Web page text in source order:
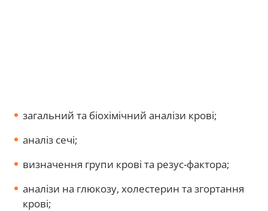
загальний та біохімічний аналізи крові;
аналіз сечі;
визначення групи крові та резус-фактора;
аналізи на глюкозу, холестерин та згортання
крові;